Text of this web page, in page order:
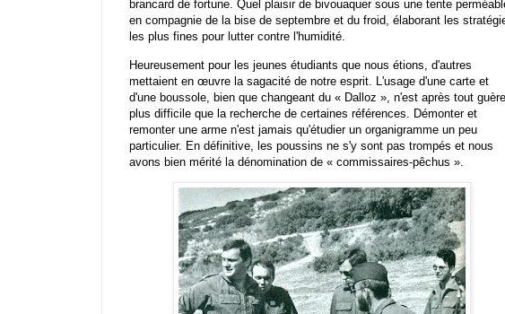
brancard de fortune. Quel plaisir de bivouaquer sous une tente
en compagnie de la bise de septembre et du froid, élaborant les
les plus fines pour lutter contre l'humidité.
Heureusement pour les jeunes étudiants que nous étions, d'autres
mettaient en œuvre la sagacité de notre esprit. L'usage d'une carte et
d'une boussole, bien que changeant du « Dalloz », n'est après tout guère
plus difficile que la recherche de certaines références. Démonter et
remonter une arme n'est jamais qu'étudier un organigramme un peu
particulier. En définitive, les poussins ne s'y sont pas trompés et nous
avons bien mérité la dénomination de « commissaires-pêchus ».